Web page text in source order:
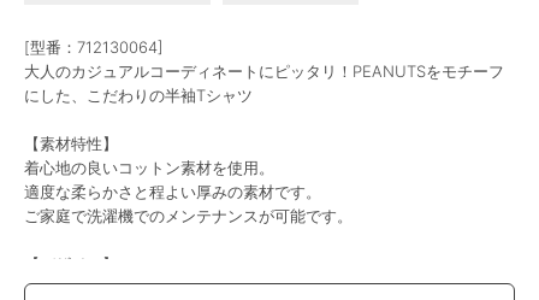
[型番：712130064]
大人のカジュアルコーディネートにピッタリ！PEANUTSをモチーフ
にした、こだわりの半袖Tシャツ
【素材特性】
着心地の良いコットン素材を使用。
適度な柔らかさと程よい厚みの素材です。
ご家庭で洗濯機でのメンテナンスが可能です。
【デザイン】
人気キャラクター「PEANUTS」を描いたグラフィックTシャツ。